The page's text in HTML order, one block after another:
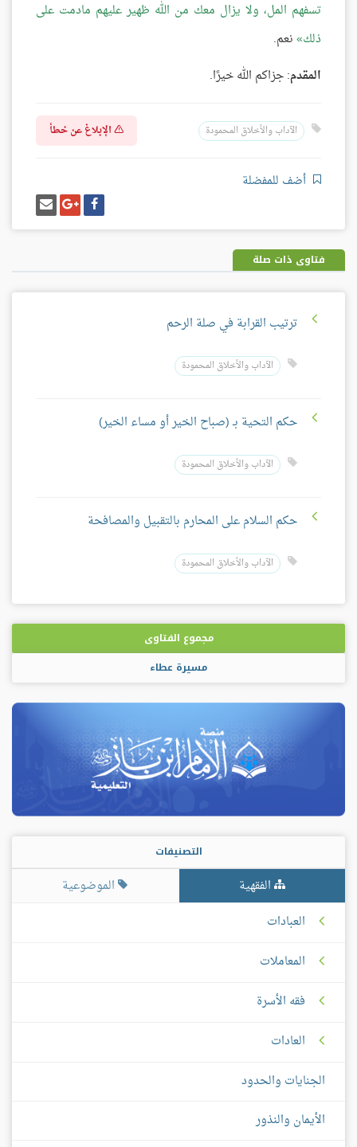
تسفهم المل، ولا يزال معك من الله ظهير عليهم مادمت على
ذلك نعم.
المقدم: جزاكم الله خيرًا.
الآداب والأخلاق المحمودة الإبلاغ عن خطأ
أضف للمفضلة
شارك
على
فيسبوك
شارك
على
غوغل
بلس
إرسل
إيميل
فتاوى ذات صلة
ترتيب القرابة في صلة الرحم
الآداب والأخلاق المحمودة
حكم التحية بـ (صباح الخير أو مساء الخير)
الآداب والأخلاق المحمودة
حكم السلام على المحارم بالتقبيل والمصافحة
الآداب والأخلاق المحمودة
مجموع الفتاوى
مسيرة عطاء
التصنيفات
الفقهية
الموضوعية
العبادات
المعاملات
فقه الأسرة
العادات
الجنايات والحدود
الأيمان والنذور